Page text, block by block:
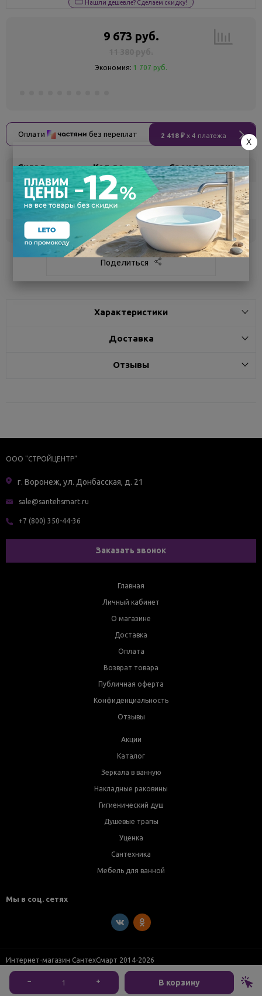
Нашли дешевле? Сделаем скидку!
9 673 руб.
Экономия: 1 707 руб.
− + В корзину
Оплати без переплат 2 418 ₽ x 4 платежа
Склад Кол-во Срок поставки
Воронеж 5
Самовывоз
сегодня
Белгород под заказ 3 - 7 дней
Поделиться
Характеристики
Доставка
Отзывы
ООО "СТРОЙЦЕНТР"
г. Воронеж, ул. Донбасская, д. 21
sale@santehsmart.ru
+7 (800) 350-44-36
Заказать звонок
Главная
Личный кабинет
О магазине
Доставка
Оплата
Возврат товара
Публичная оферта
Конфиденциальность
Отзывы
Акции
Каталог
Зеркала в ванную
Накладные раковины
Гигиенический душ
Душевые трапы
Уценка
Сантехника
Мебель для ванной
Мы в соц. сетях
Интернет-магазин СантехСмарт 2014-2026
X